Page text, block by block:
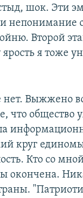
шок. Эти
непонимание
Второй
я тоже
нет. Выжжено
что общество
круг
Кто со
окончена.